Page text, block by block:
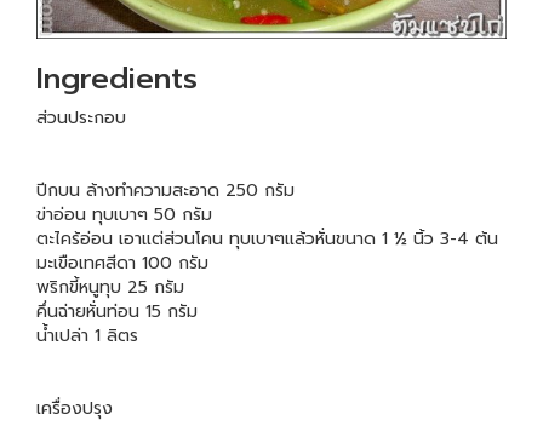
Ingredients
ส่วนประกอบ
ปีกบน ล้างทำความสะอาด 250 กรัม
ข่าอ่อน ทุบเบาๆ 50 กรัม
ตะไคร้อ่อน เอาแต่ส่วนโคน ทุบเบาๆแล้วหั่นขนาด 1 ½ นิ้ว 3-4 ต้น
มะเขือเทศสีดา 100 กรัม
พริกขี้หนูทุบ 25 กรัม
คึ่นฉ่ายหั่นท่อน 15 กรัม
น้ำเปล่า 1 ลิตร
เครื่องปรุง